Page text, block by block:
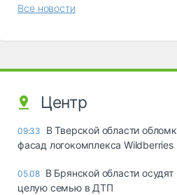
Все новости
Центр
09:33
В Тверской области
фасад логокомплекса Wildberries
05.08 В Брянской области
целую семью в ДТП